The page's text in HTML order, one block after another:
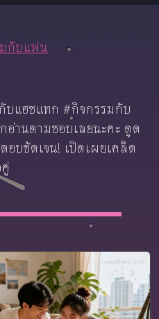
กับแฟน
บแฮชแทก #กิจกรรมกับ
อ่านตามชอบเลยนะคะ ดูด
อบชัดเจน! เปิดเผยเคล็ด